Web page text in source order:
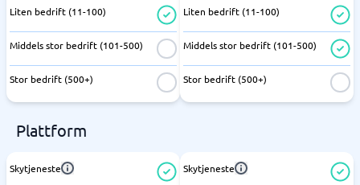
Liten bedrift (11-100)
Middels stor bedrift (101-500)
Stor bedrift (500+)
Liten bedrift (11-100)
Middels stor bedrift (101-500)
Stor bedrift (500+)
Plattform
Skytjeneste Skytjeneste